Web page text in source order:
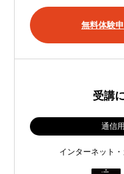
無料体験
受講
通信
インターネット